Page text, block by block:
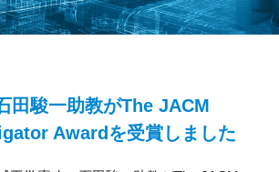
田駿一助教がThe JACM
Awardを受賞しました